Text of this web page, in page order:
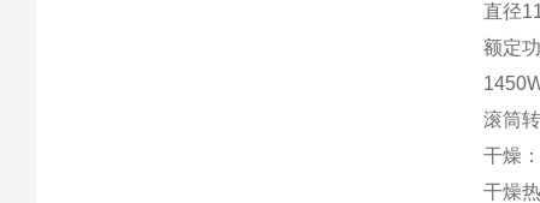
直径
额定
滚筒
干燥
干燥